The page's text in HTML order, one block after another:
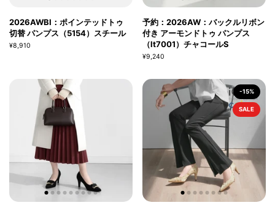
2026AWBI：ポインテッドトゥ
切替 パンプス（5154）スチール
¥8,910
予約：2026AW：バックルリボン
付き アーモンドトゥ パンプス
（lt7001）チャコールS
¥9,240
-15%
SALE